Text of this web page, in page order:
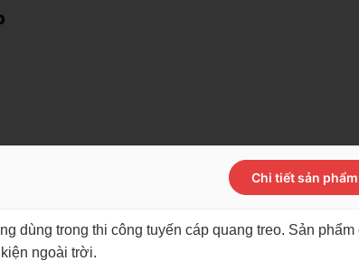
Chi tiết sản phẩm
dùng trong thi công tuyến cáp quang treo. Sản
ngoài trời.